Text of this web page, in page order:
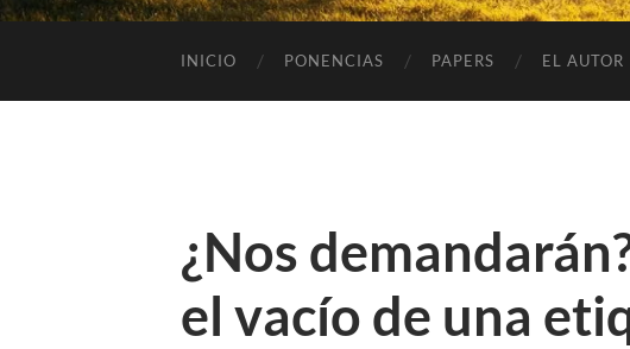
INICIO PONENCIAS PAPERS EL AUTOR
¿Nos
el vacío de una